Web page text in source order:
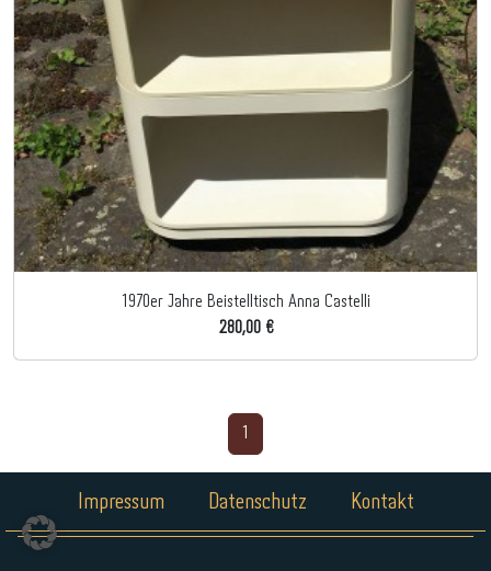
1970er Jahre Beistelltisch Anna Castelli
280,00 €
Impressum Datenschutz Kontakt